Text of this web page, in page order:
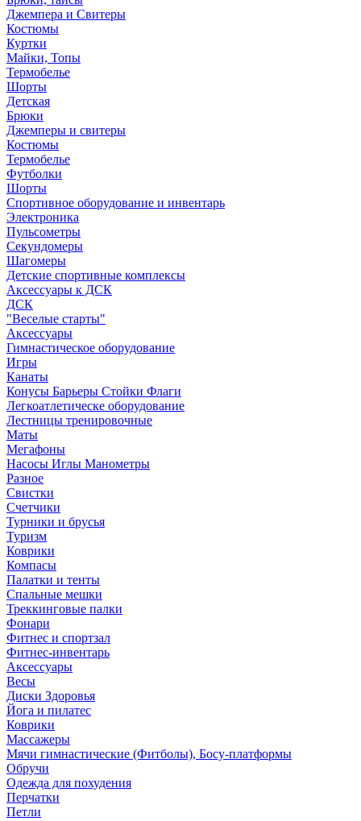
Джемпера и Свитеры
Костюмы
Куртки
Майки, Топы
Термобелье
Шорты
Детская
Брюки
Джемперы и свитеры
Костюмы
Термобелье
Футболки
Шорты
Спортивное оборудование и инвентарь
Электроника
Пульсометры
Секундомеры
Шагомеры
Детские спортивные комплексы
Аксессуары к ДСК
ДСК
"Веселые старты"
Аксессуары
Гимнастическое оборудование
Игры
Канаты
Конусы Барьеры Стойки Флаги
Легкоатлетическе оборудование
Лестницы тренировочные
Маты
Мегафоны
Насосы Иглы Манометры
Разное
Свистки
Счетчики
Турники и брусья
Туризм
Коврики
Компасы
Палатки и тенты
Спальные мешки
Треккинговые палки
Фонари
Фитнес и спортзал
Фитнес-инвентарь
Аксессуары
Весы
Диски Здоровья
Йога и пилатес
Коврики
Массажеры
Мячи гимнастические (Фитболы), Босу-платформы
Обручи
Одежда для похудения
Перчатки
Петли